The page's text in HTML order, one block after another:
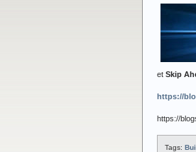
et Skip
https://
https://
Tags: